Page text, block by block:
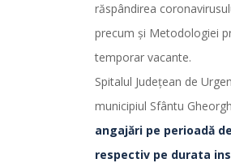
răspândirea
precum şi Metodologiei
temporar vacante.
Spitalul Judeţean de
municipiul Sfântu
angajări pe perioadă
respectiv pe durata